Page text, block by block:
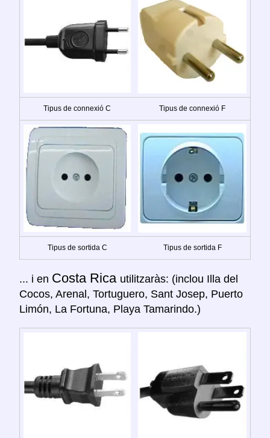
Tipus de connexió C Tipus de connexió F
Tipus de sortida C Tipus de sortida F
... i en Costa Rica utilitzaràs: (inclou Illa del
Cocos, Arenal, Tortuguero, Sant Josep, Puerto
Limón, La Fortuna, Playa Tamarindo.)